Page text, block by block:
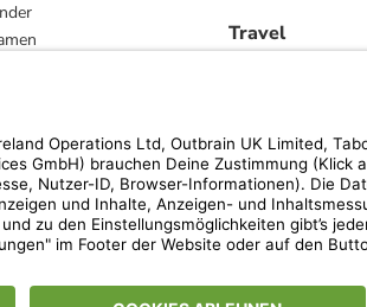
Travel
Prozentangaben beziehen sich auf den Streichpreis.